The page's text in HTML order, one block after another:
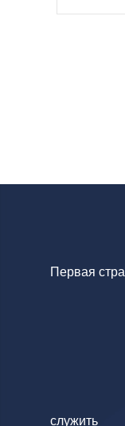
Первая
служить